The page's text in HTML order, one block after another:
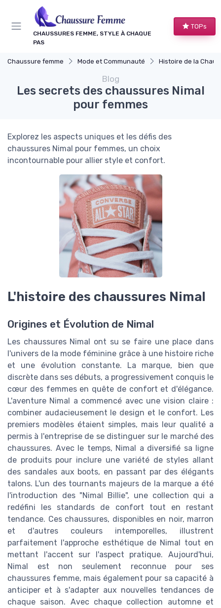
CHAUSSURES FEMME, STYLE À CHAQUE
PAS
TOPs
Chaussure femme Mode et Communauté Histoire de la Chaussure
Blog
Les secrets des chaussures Nimal
pour femmes
Explorez les aspects uniques et les défis des
chaussures Nimal pour femmes, un choix
incontournable pour allier style et confort.
L'histoire des chaussures Nimal
Origines et Évolution de Nimal
Les chaussures Nimal ont su se faire une place dans
l'univers de la mode féminine grâce à une histoire riche
et une évolution constante. La marque, bien que
discrète dans ses débuts, a progressivement conquis le
cœur des femmes en quête de confort et d'élégance.
L'aventure Nimal a commencé avec une vision claire :
combiner audacieusement le design et le confort. Les
premiers modèles étaient simples, mais leur qualité a
permis à l'entreprise de se distinguer sur le marché des
chaussures. Avec le temps, Nimal a diversifié sa ligne
de produits pour inclure une variété de styles allant
des sandales aux boots, en passant par des élégants
talons. L'un des tournants majeurs de la marque a été
l'introduction des "Nimal Billie", une collection qui a
redéfini les standards de confort tout en restant
tendance. Ces chaussures, disponibles en noir, marron
et d'autres couleurs intemporelles, illustrent
parfaitement l'approche esthétique de Nimal tout en
mettant l'accent sur l'aspect pratique. Aujourd'hui,
Nimal est non seulement reconnue pour ses
chaussures femme, mais également pour sa capacité à
anticiper et à s'adapter aux nouvelles tendances de
chaque saison. Avec chaque collection automne et
Panneau de gestion des cookies